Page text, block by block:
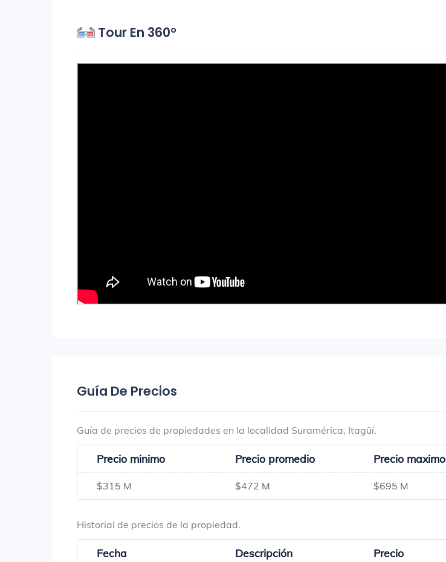
Tour En 360°
Guía De Precios
Guía de precios de propiedades en la localidad Suramérica, Itagüí.
Precio minimo Precio promedio Precio maximo
$315 M $472 M $695 M
Historial de precios de la propiedad.
Fecha Descripción Precio